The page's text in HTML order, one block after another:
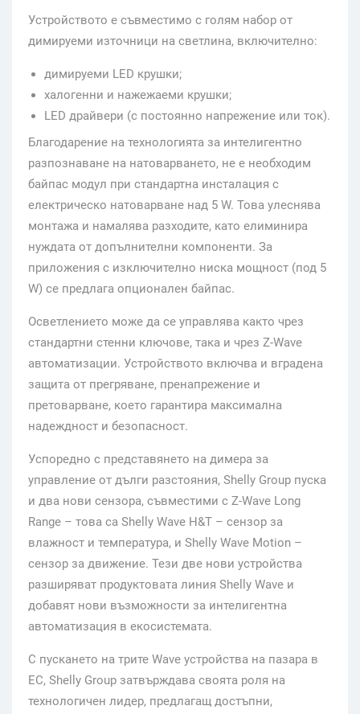
Устройството е съвместимо с голям набор от
димируеми източници на светлина, включително:
димируеми LED крушки;
халогенни и нажежаеми крушки;
LED драйвери (с постоянно напрежение или ток).
Благодарение на технологията за интелигентно
разпознаване на натоварването, не е необходим
байпас модул при стандартна инсталация с
електрическо натоварване над 5 W. Това улеснява
монтажа и намалява разходите, като елиминира
нуждата от допълнителни компоненти. За
приложения с изключително ниска мощност (под 5
W) се предлага опционален байпас.
Осветлението може да се управлява както чрез
стандартни стенни ключове, така и чрез Z-Wave
автоматизации. Устройството включва и вградена
защита от прегряване, пренапрежение и
претоварване, което гарантира максимална
надеждност и безопасност.
Успоредно с представянето на димера за
управление от дълги разстояния, Shelly Group пуска
и два нови сензора, съвместими с Z-Wave Long
Range – това са Shelly Wave H&T – сензор за
влажност и температура, и Shelly Wave Motion –
сензор за движение. Тези две нови устройства
разширяват продуктовата линия Shelly Wave и
добавят нови възможности за интелигентна
автоматизация в екосистемата.
С пускането на трите Wave устройства на пазара в
ЕС, Shelly Group затвърждава своята роля на
технологичен лидер, предлагащ достъпни,